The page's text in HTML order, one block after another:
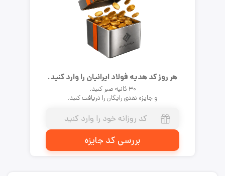
هر روز کد هدیه فولاد ایرانیان را وارد کنید.
۳۰ ثانیه صبر کنید.
و جایزه نقدی رایگان را دریافت کنید.
بررسی کد جایزه